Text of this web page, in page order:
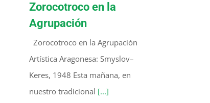
Zorocotroco en la
Agrupación
Zorocotroco en la Agrupación
Artística Aragonesa: Smyslov–
Keres, 1948 Esta mañana, en
nuestro tradicional [...]